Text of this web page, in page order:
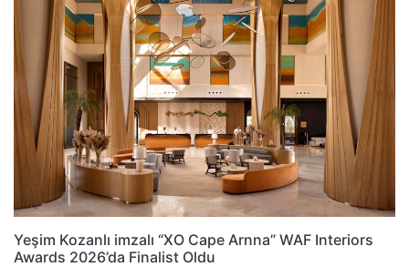
Yeşim Kozanlı imzalı “XO Cape Arnna” WAF Interiors
Awards 2026’da Finalist Oldu